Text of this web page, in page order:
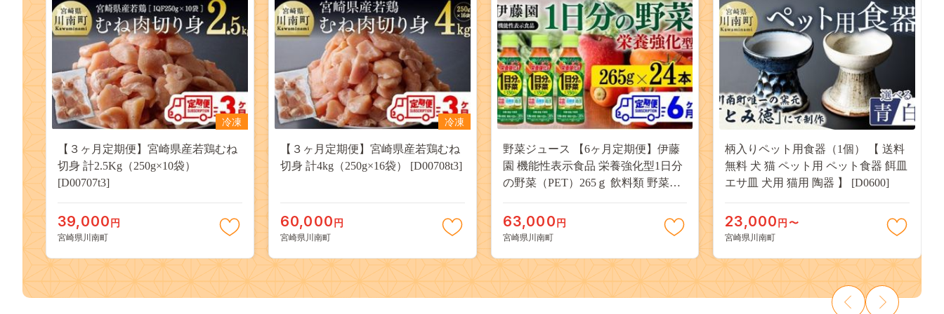
冷凍
【３ヶ月定期便】宮崎県産若鶏むね
切身 計2.5Kg（250g×10袋）
[D00707t3]
39,000 円
宮崎県川南町
冷凍
【３ヶ月定期便】宮崎県産若鶏むね
切身 計4kg（250g×16袋） [D00708t3]
60,000 円
宮崎県川南町
野菜ジュース 【6ヶ月定期便】伊藤
園 機能性表示食品 栄養強化型1日分
の野菜（PET）265ｇ 飲料類 野菜ジ
もの [C07388t6]
63,000 円
宮崎県川南町
柄入りペット用食器（1個） 【 送料
無料 犬 猫 ペット用 ペット食器 餌皿
エサ皿 犬用 猫用 陶器 】 [D0600]
23,000 円〜
宮崎県川南町